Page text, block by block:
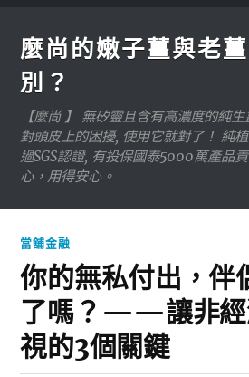
麼尚的嫩子薑與老
別？
【麼尚 】 無矽靈且含有高濃度的純
對頭皮上的困擾, 使用它就對了！ 純
過SGS認證, 有投保國泰5000萬產品
心，用得安心。
當舖金融
你的無私付出，伴
了嗎？——讓非經
視的3個關鍵